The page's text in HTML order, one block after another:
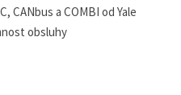
CANbus a COMBI od Yale
obsluhy